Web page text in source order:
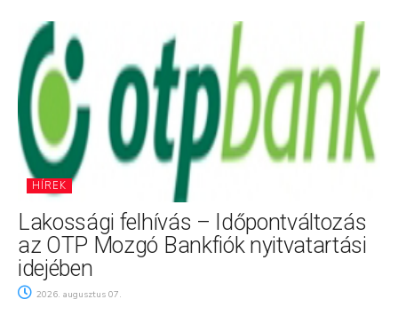
HÍREK
Lakossági felhívás – Időpontváltozás
az OTP Mozgó Bankfiók nyitvatartási
idejében
2026. augusztus 07.